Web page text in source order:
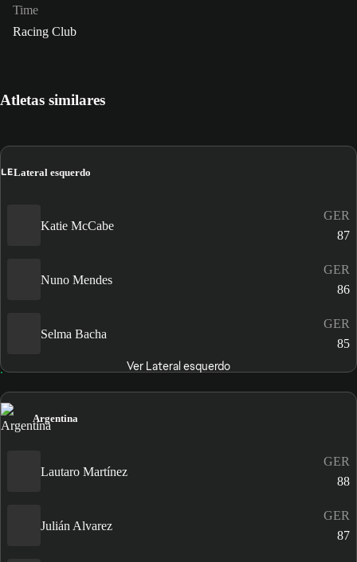
Time
Racing Club
Atletas similares
LELateral esquerdo
Katie McCabe
GER
87
Nuno Mendes
GER
86
Selma Bacha
GER
85
Ver Lateral esquerdo
Argentina
Lautaro Martínez
GER
88
Julián Alvarez
GER
87